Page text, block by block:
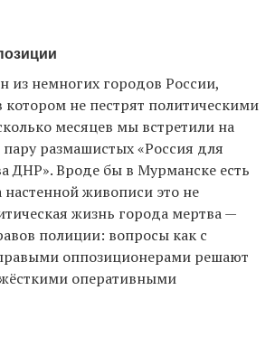
из немногих городов России,
котором не пестрят политическими
месяцев мы встретили на
пару размашистых «Россия для
ДНР». Вроде бы в Мурманске есть
настенной живописи это не
жизнь города мертва —
полиции: вопросы как с
оппозиционерами решают
оперативными